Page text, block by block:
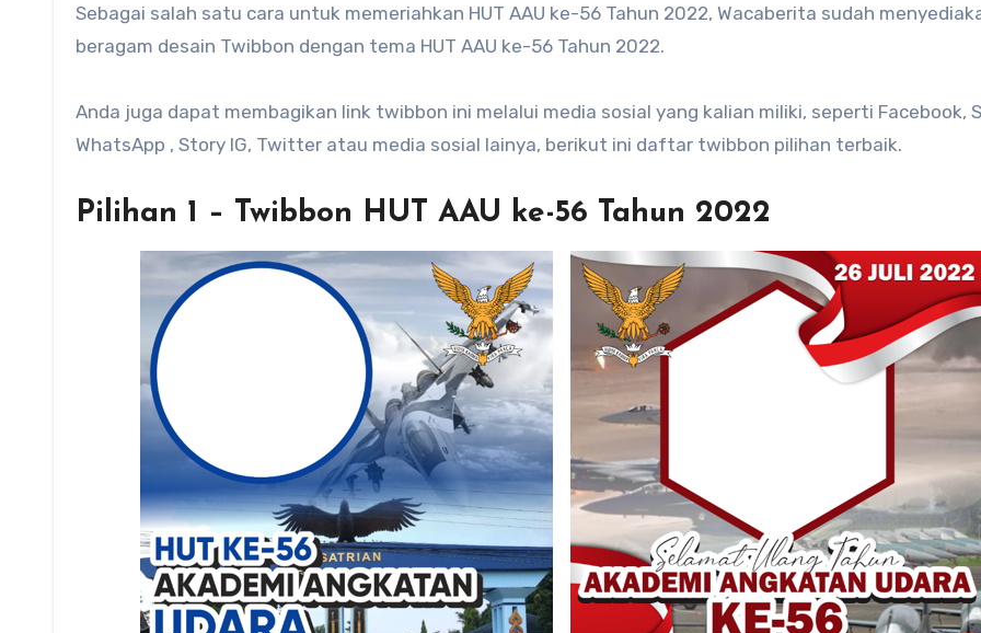
Sebagai salah satu cara untuk memeriahkan HUT AAU ke-56 Tahun 2022, Wacaberita sudah
beragam desain Twibbon dengan tema HUT AAU ke-56 Tahun 2022.
Anda juga dapat membagikan link twibbon ini melalui media sosial yang kalian miliki, seperti Facebook,
WhatsApp , Story IG, Twitter atau media sosial lainya, berikut ini daftar twibbon pilihan terbaik.
Pilihan 1 – Twibbon HUT AAU ke-56 Tahun 2022